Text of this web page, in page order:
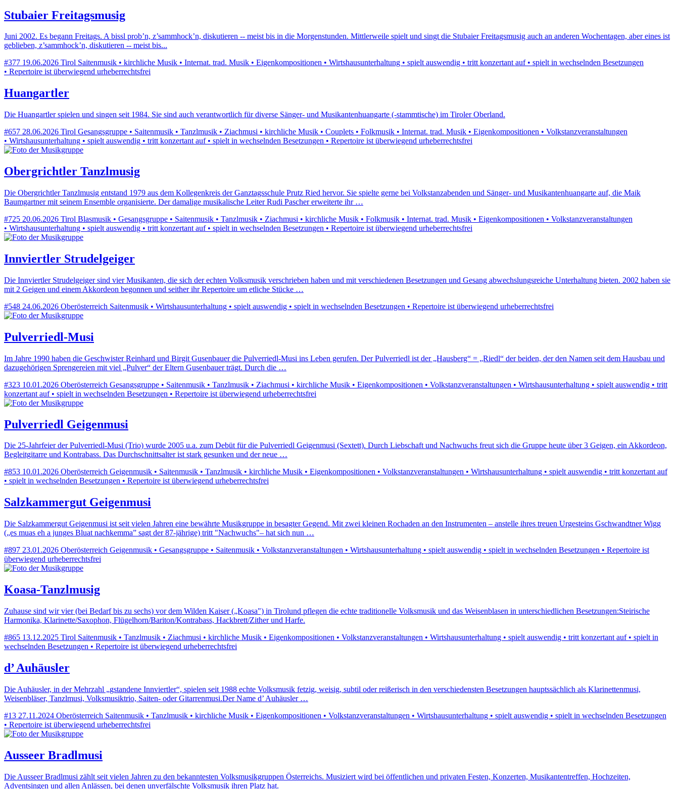
Stubaier Freitagsmusig
Juni 2002. Es begann Freitags. A bissl prob’n, z’sammhock’n, diskutieren -- meist bis in die Morgenstunden. Mittlerweile spielt und singt die Stubaier Freitagsmusig auch an anderen Wochentagen, aber eines ist
geblieben, z’sammhock’n, diskutieren -- meist bis...
#377 19.06.2026 Tirol Saitenmusik • kirchliche Musik • Internat. trad. Musik • Eigenkompositionen • Wirtshausunterhaltung • spielt auswendig • tritt konzertant auf • spielt in wechselnden Besetzungen
• Repertoire ist überwiegend urheberrechtsfrei
Huangartler
Die Huangartler spielen und singen seit 1984. Sie sind auch verantwortlich für diverse Sänger- und Musikantenhuangarte (-stammtische) im Tiroler Oberland.
#657 28.06.2026 Tirol Gesangsgruppe • Saitenmusik • Tanzlmusik • Ziachmusi • kirchliche Musik • Couplets • Folkmusik • Internat. trad. Musik • Eigenkompositionen • Volkstanzveranstaltungen
• Wirtshausunterhaltung • spielt auswendig • tritt konzertant auf • spielt in wechselnden Besetzungen • Repertoire ist überwiegend urheberrechtsfrei
Obergrichtler Tanzlmusig
Die Obergrichtler Tanzlmusig entstand 1979 aus dem Kollegenkreis der Ganztagsschule Prutz Ried hervor. Sie spielte gerne bei Volkstanzabenden und Sänger- und Musikantenhuangarte auf, die Maik
Baumgartner mit seinem Ensemble organisierte. Der damalige musikalische Leiter Rudi Pascher erweiterte ihr …
#725 20.06.2026 Tirol Blasmusik • Gesangsgruppe • Saitenmusik • Tanzlmusik • Ziachmusi • kirchliche Musik • Folkmusik • Internat. trad. Musik • Eigenkompositionen • Volkstanzveranstaltungen
• Wirtshausunterhaltung • spielt auswendig • tritt konzertant auf • spielt in wechselnden Besetzungen • Repertoire ist überwiegend urheberrechtsfrei
Innviertler Strudelgeiger
Die Innviertler Strudelgeiger sind vier Musikanten, die sich der echten Volksmusik verschrieben haben und mit verschiedenen Besetzungen und Gesang abwechslungsreiche Unterhaltung bieten. 2002 haben sie
mit 2 Geigen und einem Akkordeon begonnen und seither ihr Repertoire um etliche Stücke …
#548 24.06.2026 Oberösterreich Saitenmusik • Wirtshausunterhaltung • spielt auswendig • spielt in wechselnden Besetzungen • Repertoire ist überwiegend urheberrechtsfrei
Pulverriedl-Musi
Im Jahre 1990 haben die Geschwister Reinhard und Birgit Gusenbauer die Pulverriedl-Musi ins Leben gerufen. Der Pulverriedl ist der „Hausberg“ = „Riedl“ der beiden, der den Namen seit dem Hausbau und
dazugehörigen Sprengereien mit viel „Pulver“ der Eltern Gusenbauer trägt. Durch die …
#323 10.01.2026 Oberösterreich Gesangsgruppe • Saitenmusik • Tanzlmusik • Ziachmusi • kirchliche Musik • Eigenkompositionen • Volkstanzveranstaltungen • Wirtshausunterhaltung • spielt auswendig • tritt
konzertant auf • spielt in wechselnden Besetzungen • Repertoire ist überwiegend urheberrechtsfrei
Pulverriedl Geigenmusi
Die 25-Jahrfeier der Pulverriedl-Musi (Trio) wurde 2005 u.a. zum Debüt für die Pulverriedl Geigenmusi (Sextett). Durch Liebschaft und Nachwuchs freut sich die Gruppe heute über 3 Geigen, ein Akkordeon,
Begleitgitarre und Kontrabass. Das Durchschnittsalter ist stark gesunken und der neue …
#853 10.01.2026 Oberösterreich Geigenmusik • Saitenmusik • Tanzlmusik • kirchliche Musik • Eigenkompositionen • Volkstanzveranstaltungen • Wirtshausunterhaltung • spielt auswendig • tritt konzertant auf
• spielt in wechselnden Besetzungen • Repertoire ist überwiegend urheberrechtsfrei
Salzkammergut Geigenmusi
Die Salzkammergut Geigenmusi ist seit vielen Jahren eine bewährte Musikgruppe in besagter Gegend. Mit zwei kleinen Rochaden an den Instrumenten – anstelle ihres treuen Urgesteins Gschwandtner Wigg
(„es muas eh a junges Bluat nachkemma” sagt der 87-jährige) tritt "Nachwuchs"– hat sich nun …
#897 23.01.2026 Oberösterreich Geigenmusik • Gesangsgruppe • Saitenmusik • Volkstanzveranstaltungen • Wirtshausunterhaltung • spielt auswendig • spielt in wechselnden Besetzungen • Repertoire ist
überwiegend urheberrechtsfrei
Koasa-Tanzlmusig
Zuhause sind wir vier (bei Bedarf bis zu sechs) vor dem Wilden Kaiser („Koasa") in Tirolund pflegen die echte traditionelle Volksmusik und das Weisenblasen in unterschiedlichen Besetzungen:Steirische
Harmonika, Klarinette/Saxophon, Flügelhorn/Bariton/Kontrabass, Hackbrett/Zither und Harfe.
#865 13.12.2025 Tirol Saitenmusik • Tanzlmusik • Ziachmusi • kirchliche Musik • Eigenkompositionen • Volkstanzveranstaltungen • Wirtshausunterhaltung • spielt auswendig • tritt konzertant auf • spielt in
wechselnden Besetzungen • Repertoire ist überwiegend urheberrechtsfrei
d’ Auhäusler
Die Auhäusler, in der Mehrzahl „gstandene Innviertler“, spielen seit 1988 echte Volksmusik fetzig, weisig, subtil oder reißerisch in den verschiedensten Besetzungen hauptssächlich als Klarinettenmusi,
Weisenbläser, Tanzlmusi, Volksmusiktrio, Saiten- oder Gitarrenmusi.Der Name d’ Auhäusler …
#13 27.11.2024 Oberösterreich Saitenmusik • Tanzlmusik • kirchliche Musik • Eigenkompositionen • Volkstanzveranstaltungen • Wirtshausunterhaltung • spielt auswendig • spielt in wechselnden Besetzungen
• Repertoire ist überwiegend urheberrechtsfrei
Ausseer Bradlmusi
Die Ausseer Bradlmusi zählt seit vielen Jahren zu den bekanntesten Volksmusikgruppen Österreichs. Musiziert wird bei öffentlichen und privaten Festen, Konzerten, Musikantentreffen, Hochzeiten,
Adventsingen und allen Anlässen, bei denen unverfälschte Volksmusik ihren Platz hat.